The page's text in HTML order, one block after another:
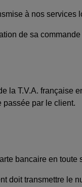
à nos
de sa
la T.V.A. française
passée par le client.
bancaire en
doit transmettre le